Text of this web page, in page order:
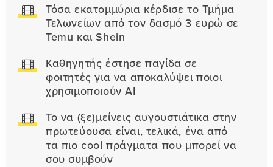
Τόσα εκατομμύρια κέρδισε το Τμήμα
Τελωνείων από τον δασμό 3 ευρώ σε
Temu και Shein
Καθηγητής έστησε παγίδα σε
φοιτητές για να αποκαλύψει ποιοι
χρησιμοποιούν AI
Το να (ξε)μείνεις αυγουστιάτικα στην
πρωτεύουσα είναι, τελικά, ένα από
τα πιο cool πράγματα που μπορεί να
σου συμβούν